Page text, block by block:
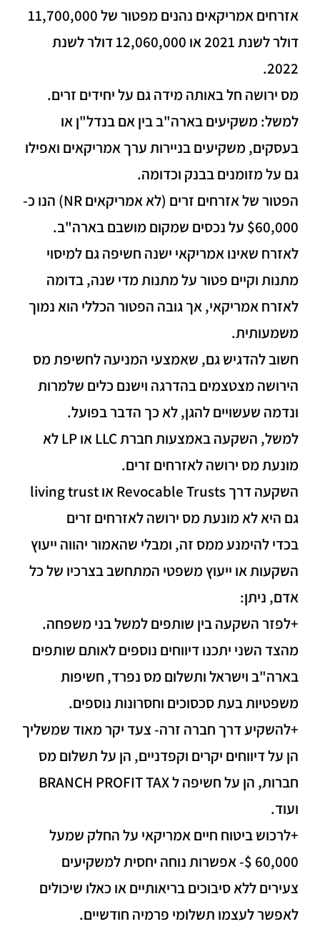
אזרחים אמריקאים נהנים מפטור של 11,700,000
דולר לשנת 2021 או 12,060,000 דולר לשנת
2022.
מס ירושה חל באותה מידה גם על יחידים זרים.
למשל: משקיעים בארה"ב בין אם בנדל"ן או
בעסקים, משקיעים בניירות ערך אמריקאים ואפילו
גם על מזומנים בבנק וכדומה.
הפטור של אזרחים זרים (לא אמריקאים NR) הנו כ-
$60,000 על נכסים שמקום מושבם בארה"ב.
לאזרח שאינו אמריקאי ישנה חשיפה גם למיסוי
מתנות וקיים פטור על מתנות מדי שנה, בדומה
לאזרח אמריקאי, אך גובה הפטור הכללי הוא נמוך
משמעותית.
חשוב להדגיש גם, שאמצעי המניעה לחשיפת מס
הירושה מצטצמים בהדרגה וישנם כלים שלמרות
ונדמה שעשויים להגן, לא כך הדבר בפועל.
למשל, השקעה באמצעות חברת LLC או LP לא
מונעת מס ירושה לאזרחים זרים.
השקעה דרך Revocable Trusts או living trust
גם היא לא מונעת מס ירושה לאזרחים זרים
בכדי להימנע ממס זה, ומבלי שהאמור יהווה ייעוץ
השקעות או ייעוץ משפטי המתחשב בצרכיו של כל
אדם, ניתן:
+לפזר השקעה בין שותפים למשל בני משפחה.
מהצד השני יתכנו דיווחים נוספים לאותם שותפים
בארה"ב וישראל ותשלום מס נפרד, חשיפות
משפטיות בעת סכסוכים וחסרונות נוספים.
+להשקיע דרך חברה זרה- צעד יקר מאוד שמשליך
הן על דיווחים יקרים וקפדניים, הן על תשלום מס
חברות, הן על חשיפה ל BRANCH PROFIT TAX
ועוד.
+לרכוש ביטוח חיים אמריקאי על החלק שמעל
60,000 $- אפשרות נוחה יחסית למשקיעים
צעירים ללא סיבוכים בריאותיים או כאלו שיכולים
לאפשר לעצמו תשלומי פרמיה חודשיים.